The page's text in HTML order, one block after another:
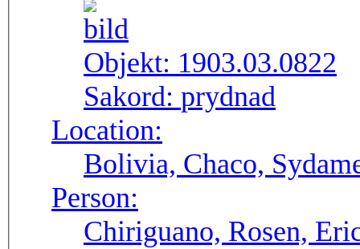
Objekt: 1903.03.0822
Sakord: prydnad
Location:
Bolivia, Chaco,
Person:
Chiriguano, Rosen,